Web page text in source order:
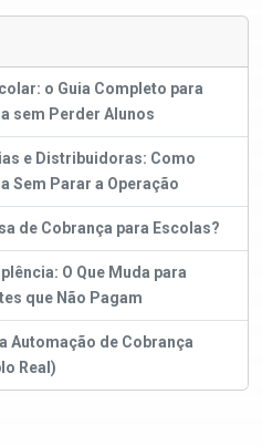
o Guia Completo para
sem Perder Alunos
e Distribuidoras: Como
Sem Parar a Operação
de Cobrança para Escolas?
O Que Muda para
que Não Pagam
Automação de Cobrança
Real)